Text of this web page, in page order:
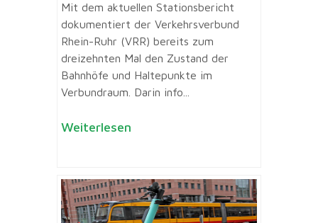
Mit dem aktuellen Stationsbericht
dokumentiert der Verkehrsverbund
Rhein-Ruhr (VRR) bereits zum
dreizehnten Mal den Zustand der
Bahnhöfe und Haltepunkte im
Verbundraum. Darin info...
Weiterlesen